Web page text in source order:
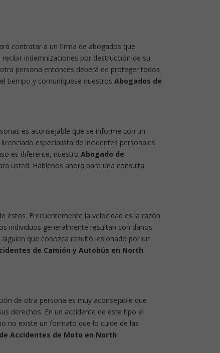
contratar a un firma de abogados que
indemnizaciones por destrucción de su
persona entonces deberá de proteger todos
tiempo y comuníquese nuestros Abogados de
es aconsejable que se informe con un
especialista de incidentes personales
es diferente, nuestro Abogado de
usted. Háblenos ahora para una consulta
éstos. Frecuentemente la velocidad es la razón
individuos generalmente resultan con daños
que conozca resultó lesionado por un
de Camión y Autobús en North
de otra persona es muy aconsejable que
derechos. En un accidente de este tipo el
no existe un formato que lo cuide de las
Accidentes de Moto en North